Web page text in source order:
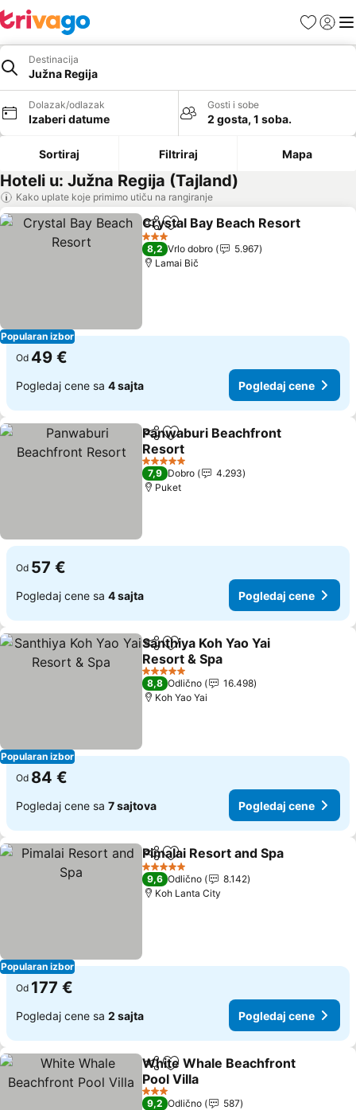
FavoritiPrijavi
Destinacija
Južna Regija
Dolazak/odlazak
Izaberi datume
Gosti i sobe
2 gosta, 1 soba.
Sortiraj Filtriraj Mapa
Hoteli u: Južna Regija (Tajland)
Kako uplate koje primimo utiču na rangiranje
Popularan izbor
Deli Dodati u favorite
Crystal Bay Beach Resort
3 Zvezdice
8,2 Vrlo dobro
5.967
Lamai Bič
Od 49 €
Pogledaj cene sa 4 sajta Pogledaj cene
Deli Dodati u favorite
Panwaburi Beachfront
Resort
Pogledaj cene
5 Zvezdice
7,9 Dobro
4.293
Puket
Od 57 €
Pogledaj cene sa 4 sajta Pogledaj cene
Popularan izbor
Deli Dodati u favorite
Santhiya Koh Yao Yai
Resort & Spa
Pogledaj cene
5 Zvezdice
8,8 Odlično
16.498
Koh Yao Yai
Od 84 €
Pogledaj cene sa 7 sajtova Pogledaj cene
Popularan izbor
Deli Dodati u favorite
Pimalai Resort and Spa
5 Zvezdice
9,6 Odlično
8.142
Koh Lanta City
Od 177 €
Pogledaj cene sa 2 sajta Pogledaj cene
Deli Dodati u favorite
White Whale Beachfront
Pool Villa
Pogledaj cene
3 Zvezdice
9,2 Odlično
587